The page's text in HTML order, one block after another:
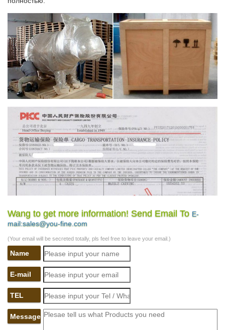
Wang to get more information! Send Email To E-
mail:sales@you-fine.com
(Your email will be secreted totally, pls feel free to leave your email.)
Name
E-mail
TEL
Message